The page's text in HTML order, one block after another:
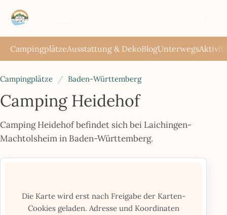
CampingplätzeAusstattung & DekoBlogUnterwegs
Campingplätze / Baden-Württemberg
Camping Heidehof
Camping Heidehof befindet sich bei Laichingen-
Machtolsheim in Baden-Württemberg.
Die Karte wird erst nach Freigabe der Karten-
Cookies geladen. Adresse und Koordinaten